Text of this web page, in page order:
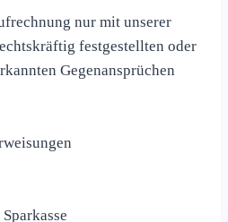
nur mit unserer
festgestellten oder
Gegenansprüchen